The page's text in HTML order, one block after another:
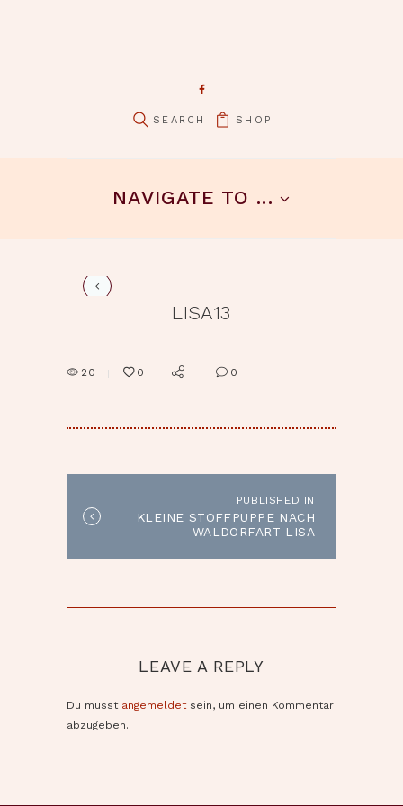
SHOP
NAVIGATE TO ...
LISA13
20 0 0
PUBLISHED IN
post:
KLEINE STOFFPUPPE NACH
WALDORFART LISA
LEAVE A REPLY
Du musst angemeldetsein, um einen Kommentar
abzugeben.